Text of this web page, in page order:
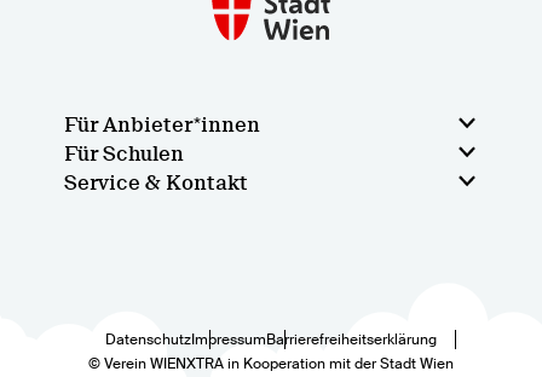
Für Anbieter*innen
Für Schulen
Service & Kontakt
DatenschutzImpressumBarrierefreiheitserklärung
© Verein WIENXTRA in Kooperation mit der Stadt Wien